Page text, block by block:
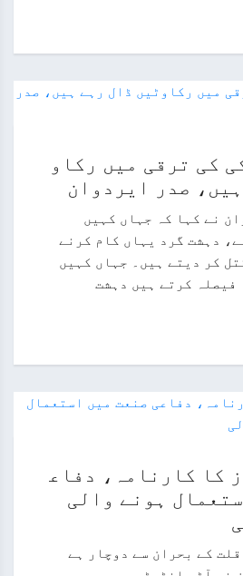
کی ترقی میں رکاو
صدر ایردوان
نے کہا کہ جہاں کہیں
دہشت گرد یہاں کام کرنے
کر دیتے ہیں۔ جہاں کہیں
فیصلہ کرتے ہیں دہشت
کا کارنامہ، دفاع
ہونے والی
کے بحران سے دوچار ہے